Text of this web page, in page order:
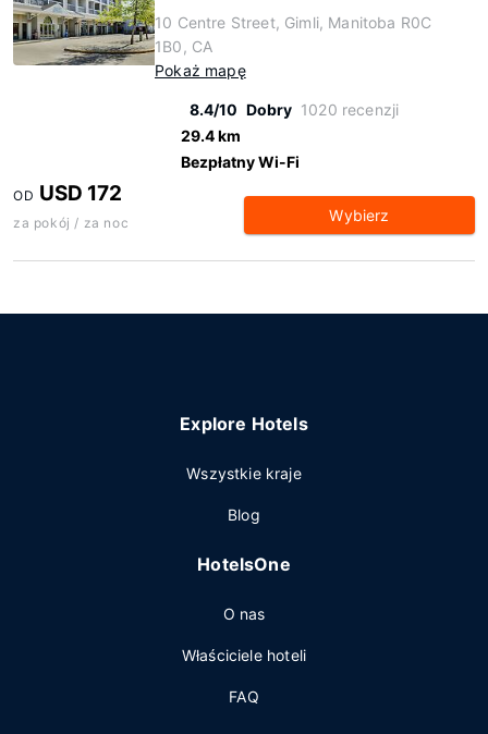
10 Centre Street, Gimli, Manitoba R0C
1B0, CA
Pokaż mapę
8.4/10 Dobry 1020 recenzji
29.4 km
Bezpłatny Wi-Fi
OD USD 172
za pokój / za noc Wybierz
Explore Hotels
Wszystkie kraje
Blog
HotelsOne
O nas
Właściciele hoteli
FAQ